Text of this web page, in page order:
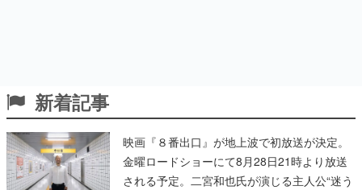
新着記事
映画『８番出口』が地上波で初放送が決定。
金曜ロードショーにて8月28日21時より放送
される予定。二宮和也氏が演じる主人公“迷う